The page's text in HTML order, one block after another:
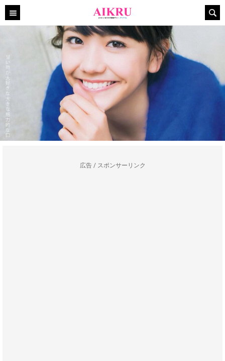
広告 / スポンサーリンク